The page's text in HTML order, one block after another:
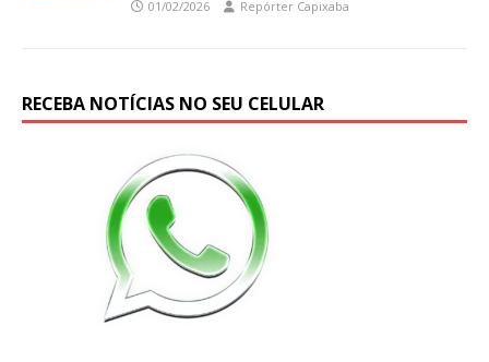
01/02/2026 Repórter Capixaba
RECEBA NOTÍCIAS NO SEU CELULAR